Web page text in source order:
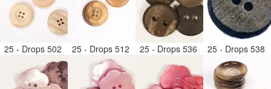
25 - Drops 502 25 - Drops 512 25 - Drops 536 25 - Drops 538